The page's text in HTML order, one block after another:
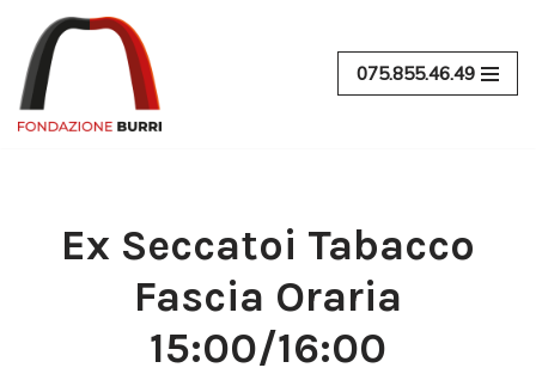
Vai
al
contenuto
075.855.46.49
Ex Seccatoi Tabacco
Fascia Oraria
15:00/16:00